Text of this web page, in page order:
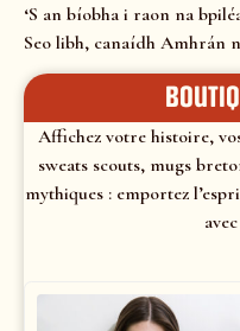
‘S an bíobha i raon na
Seo libh, canaídh Amhrán
Affichez votre histoire,
sweats scouts, mugs
mythiques : emportez